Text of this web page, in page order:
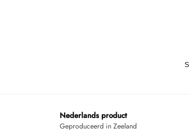
Nederlands product
Geproduceerd in Zeeland